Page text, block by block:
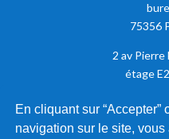
En cliquant sur “Accepter”
navigation sur le site,
75356
2 av Pierre
étage